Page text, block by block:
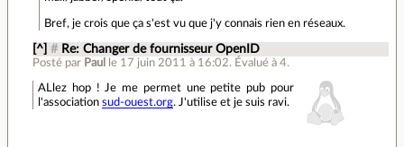
Bref, je crois que ça s'est vu que j'y connais rien en réseaux.
[^] # Re: Changer de fournisseur OpenID
Posté par Paul le 17 juin 2011 à 16:02. Évalué à4.
ALlez hop ! Je me permet une petite pub pour
l'associationsud-ouest.org. J'utilise et je suis ravi.